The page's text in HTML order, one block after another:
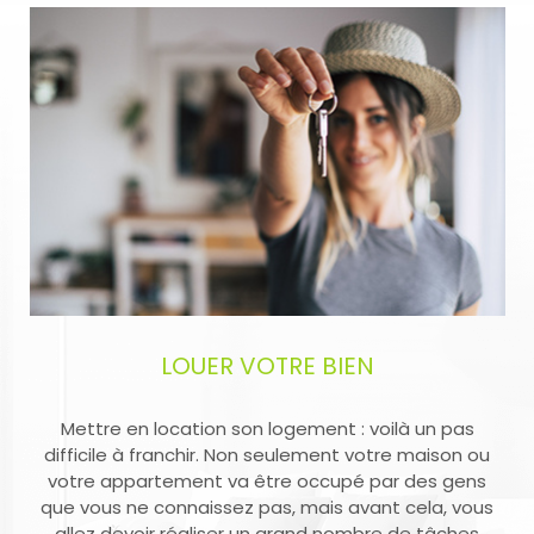
Saint-Martin : un marché exigeant, une équipe qui
connaît le terrain
Entre risques climatiques, contraintes techniques et
particularités foncières, acheter ou gérer un bien à
Saint-Martin demande rigueur et anticipation. Notre
expérience locale vous garantit une vision claire des
enjeux et un soutien actif, même en cas d’imprévu.
projet immobilier à Saint-Martin ?
LOUER VOTRE BIEN
Mettre en location son logement : voilà un pas
difficile à franchir. Non seulement votre maison ou
votre appartement va être occupé par des gens
que vous ne connaissez pas, mais avant cela, vous